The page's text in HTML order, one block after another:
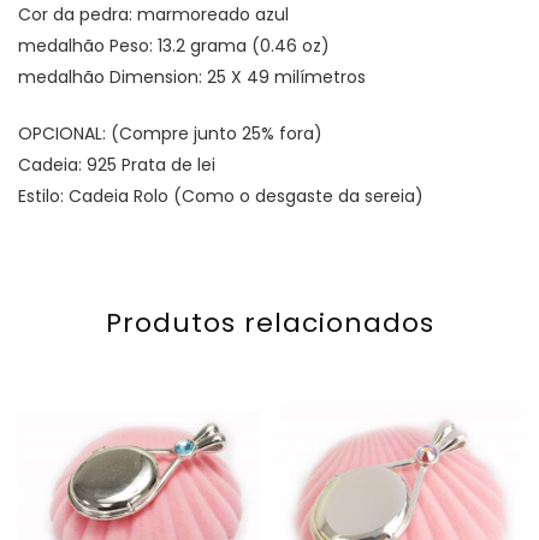
Cor da pedra: marmoreado azul
medalhão Peso: 13.2 grama (0.46 oz)
medalhão Dimension: 25 X 49 milímetros
OPCIONAL: (Compre junto 25% fora)
Cadeia: 925 Prata de lei
Estilo: Cadeia Rolo (Como o desgaste da sereia)
Produtos relacionados